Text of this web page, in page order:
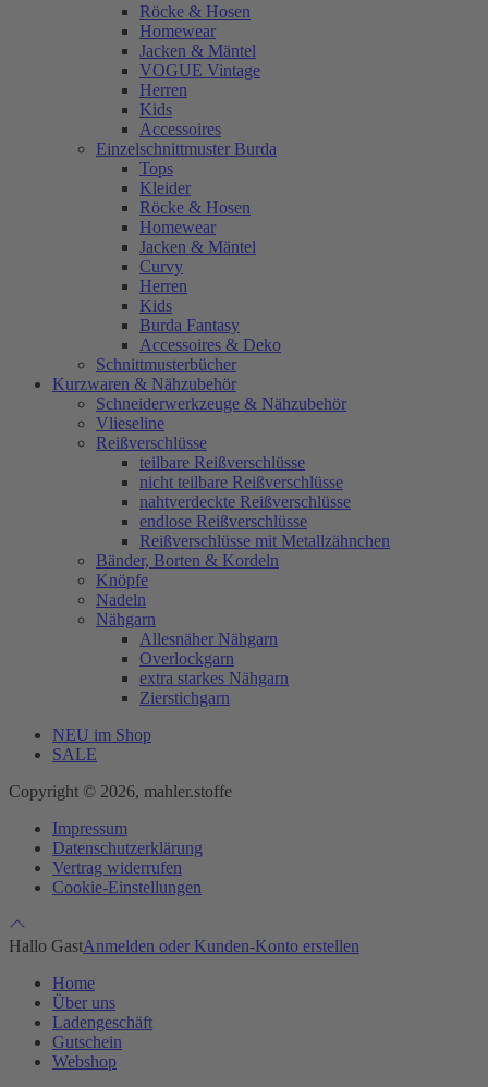
Röcke & Hosen
Homewear
Jacken & Mäntel
VOGUE Vintage
Herren
Kids
Accessoires
Einzelschnittmuster Burda
Tops
Kleider
Röcke & Hosen
Homewear
Jacken & Mäntel
Curvy
Herren
Kids
Burda Fantasy
Accessoires & Deko
Schnittmusterbücher
Kurzwaren & Nähzubehör
Schneiderwerkzeuge & Nähzubehör
Vlieseline
Reißverschlüsse
teilbare Reißverschlüsse
nicht teilbare Reißverschlüsse
nahtverdeckte Reißverschlüsse
endlose Reißverschlüsse
Reißverschlüsse mit Metallzähnchen
Bänder, Borten & Kordeln
Knöpfe
Nadeln
Nähgarn
Allesnäher Nähgarn
Overlockgarn
extra starkes Nähgarn
Zierstichgarn
NEU im Shop
SALE
Copyright © 2026, mahler.stoffe
Impressum
Datenschutzerklärung
Vertrag widerrufen
Cookie-Einstellungen
Hallo GastAnmelden oder Kunden-Konto erstellen
Home
Über uns
Ladengeschäft
Gutschein
Webshop